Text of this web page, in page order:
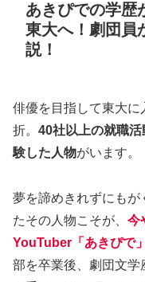
あきぴでの学歴
東大へ！劇団員
説！
俳優を目指して東大
折。 40社以上の就職
験した人物がいます。
夢を諦めきれずにも
たその人物こそが、 今
YouTuber「あきぴで
部を卒業後、劇団文